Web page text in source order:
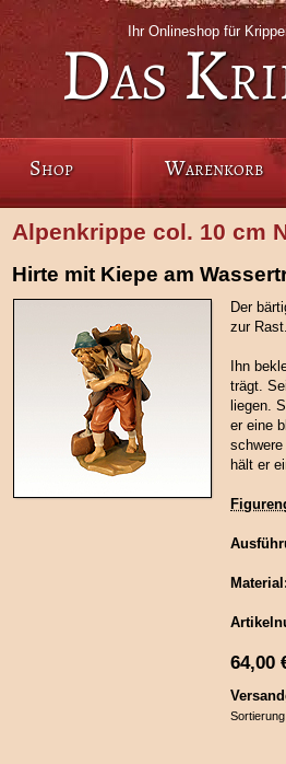
Ihr Onlineshop für
Das
Shop Warenkorb
Alpenkrippe col. 10 cm
Hirte mit Kiepe am
Der
zur
Ihn
trägt.
liegen.
er eine
hält er
64,00